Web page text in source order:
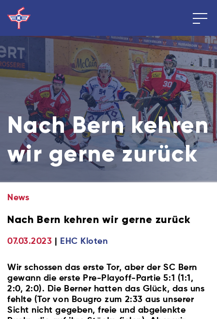
Nach Bern kehren
wir gerne zurück
News
Nach Bern kehren wir gerne zurück
07.03.2023 EHC Kloten
Wir schossen das erste Tor, aber der SC Bern
gewann die erste Pre-Playoff-Partie 5:1 (1:1,
2:0, 2:0). Die Berner hatten das Glück, das uns
fehlte (Tor von Bougro zum 2:33 aus unserer
Sicht nicht gegeben, freie und abgelenkte